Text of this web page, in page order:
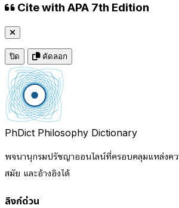
Cite with APA 7th Edition
ปิด คัดลอก
PhDict Philosophy Dictionary
พจนานุกรมปรัชญาออนไลน์ที่ครอบคลุมแหล่งค
สมัย และอ้างอิงได้
ลิงก์ด่วน